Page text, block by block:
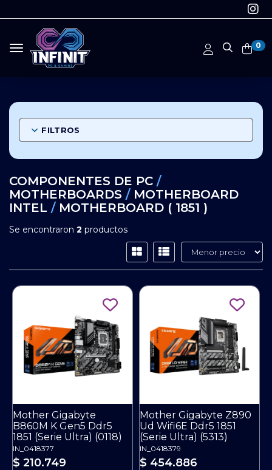
0
Toggle navigation
FILTROS
COMPONENTES DE PC /
MOTHERBOARDS / MOTHERBOARD
INTEL / MOTHERBOARD ( 1851 )
Se encontraron 2 productos
Mother Gigabyte
B860M K Gen5 Ddr5
1851 (Serie Ultra) (0118)
IN_0418377
$ 210.749
Mother Gigabyte Z890
Ud Wifi6E Ddr5 1851
(Serie Ultra) (5313)
IN_0418379
$ 454.886